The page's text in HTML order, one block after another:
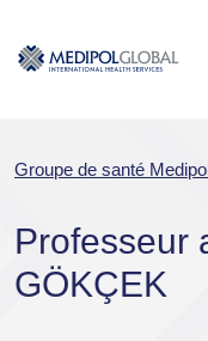
Groupe de santé
Professeur
GÖKÇEK